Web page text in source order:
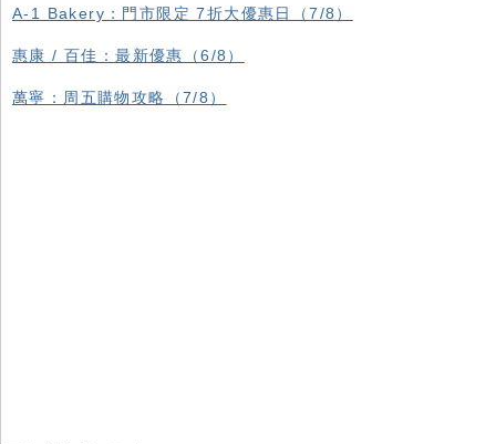
A-1 Bakery：門市限定 7折大優惠日（7/8）
惠康 / 百佳：最新優惠（6/8）
萬寧：周五購物攻略（7/8）